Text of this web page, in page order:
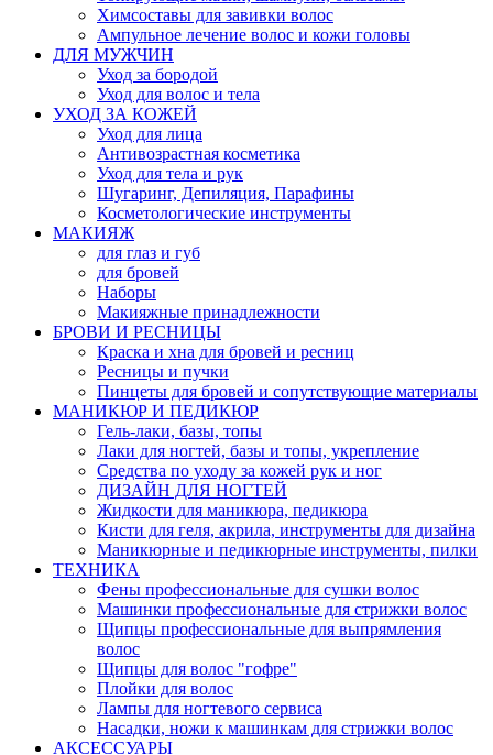
Химсоставы для завивки волос
Ампульное лечение волос и кожи головы
ДЛЯ МУЖЧИН
Уход за бородой
Уход для волос и тела
УХОД ЗА КОЖЕЙ
Уход для лица
Антивозрастная косметика
Уход для тела и рук
Шугаринг, Депиляция, Парафины
Косметологические инструменты
МАКИЯЖ
для глаз и губ
для бровей
Наборы
Макияжные принадлежности
БРОВИ И РЕСНИЦЫ
Краска и хна для бровей и ресниц
Ресницы и пучки
Пинцеты для бровей и сопутствующие материалы
МАНИКЮР И ПЕДИКЮР
Гель-лаки, базы, топы
Лаки для ногтей, базы и топы, укрепление
Средства по уходу за кожей рук и ног
ДИЗАЙН ДЛЯ НОГТЕЙ
Жидкости для маникюра, педикюра
Кисти для геля, акрила, инструменты для дизайна
Маникюрные и педикюрные инструменты, пилки
ТЕХНИКА
Фены профессиональные для сушки волос
Машинки профессиональные для стрижки волос
Щипцы профессиональные для выпрямления
волос
Щипцы для волос "гофре"
Плойки для волос
Лампы для ногтевого сервиса
Насадки, ножи к машинкам для стрижки волос
АКСЕССУАРЫ